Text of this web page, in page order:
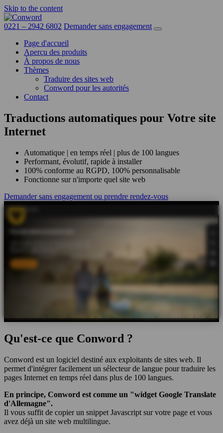
Skip to the content
0221 – 2942 6802 Demander sans engagement
Page d'accueil
Aperçu des produits
À propos de nous
Thèmes
Traduire des sites web
Conword pour les autorités
Contact
Traductions automatiques pour Votre site
Internet
Automatique | en temps réel | plus de 100 langues
Performant, évolutif, rapide à installer
100% conforme au RGPD, 100% personnalisable
Fonctionne sur n'importe quel site web
Demander sans engagement ou prendre rendez-vous
Qu'est-ce que Conword ?
Conword est un logiciel destiné aux exploitants de sites web. Il
permet d'intégrer facilement un sélecteur de langue pour traduire les
pages Internet en temps réel dans plus de 100 langues.
En principe, Conword est comme un "widget Google Translate
d'Allemagne".
Il vous suffit de copier un snippet Javascript sur votre page et vous
avez déjà un site web multilingue.